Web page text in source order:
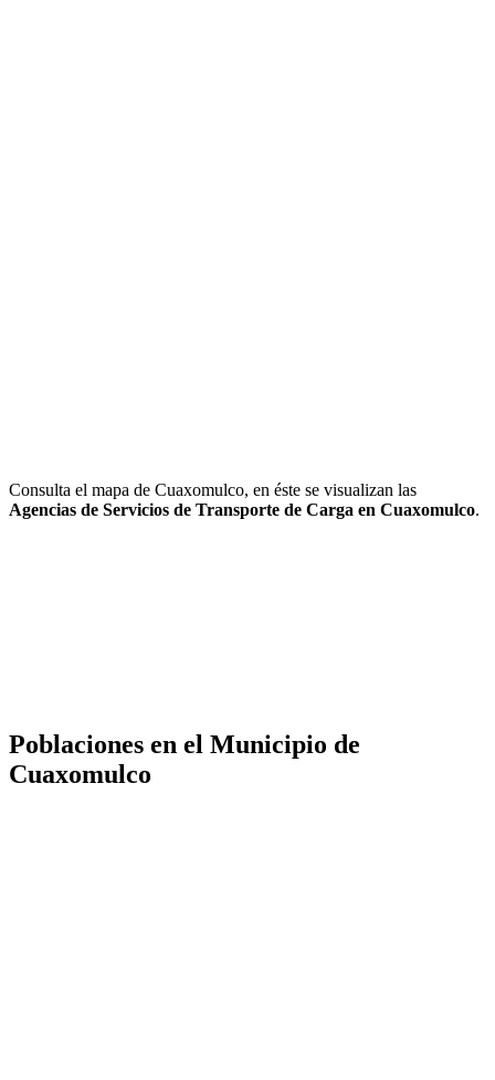
Consulta el mapa de Cuaxomulco, en éste se visualizan las
Agencias de Servicios de Transporte de Carga en Cuaxomulco.
Poblaciones en el Municipio de
Cuaxomulco